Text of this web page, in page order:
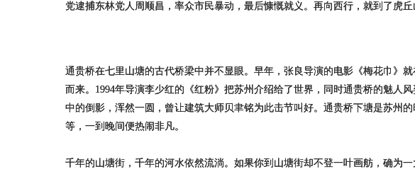
党逮捕东林党人周顺昌，率众市民暴动，最后慷慨就义。再向西行，就到了虎
通贵桥在七里山塘的古代桥梁中并不显眼。早年，张良导演的电影《梅花巾》
而来。1994年导演李少红的《红粉》把苏州介绍给了世界，同时通贵桥的魅人
中的倒影，浑然一圆，曾让建筑大师贝聿铭为此击节叫好。通贵桥下塘是苏州
等，一到晚间便热闹非凡。
千年的山塘街，千年的河水依然流淌。如果你到山塘街却不登一叶画舫，确为